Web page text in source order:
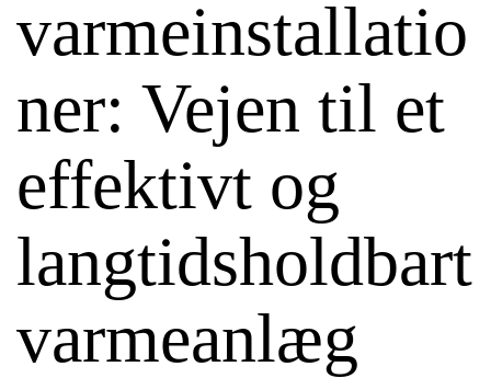
varmeinstallatio
ner: Vejen til et
effektivt og
langtidsholdbart
varmeanlæg